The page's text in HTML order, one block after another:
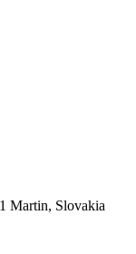
Martin, Slovakia